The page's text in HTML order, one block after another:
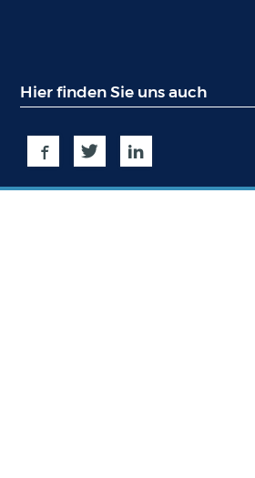
Hier finden Sie uns auch